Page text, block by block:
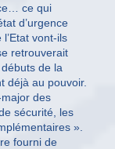
ce qui
d’urgence
vont-ils
retrouverait
de la
déjà au pouvoir.
des
sécurité, les
».
fourni de